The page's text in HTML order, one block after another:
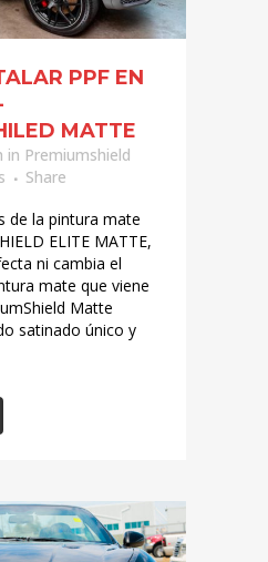
PPF EN
MATTE
in Premiumshield
Share
de la pintura mate
ELITE MATTE,
ni cambia el
mate que viene
Matte
satinado único y